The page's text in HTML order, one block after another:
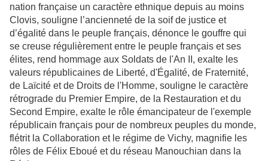
nation française un caractère ethnique depuis au moins
Clovis, souligne l’ancienneté de la soif de justice et
d’égalité dans le peuple français, dénonce le gouffre qui
se creuse régulièrement entre le peuple français et ses
élites, rend hommage aux Soldats de l'An II, exalte les
valeurs républicaines de Liberté, d'Égalité, de Fraternité,
de Laïcité et de Droits de l'Homme, souligne le caractère
rétrograde du Premier Empire, de la Restauration et du
Second Empire, exalte le rôle émancipateur de l'exemple
républicain français pour de nombreux peuples du monde,
flétrit la Collaboration et le régime de Vichy, magnifie les
rôles de Félix Eboué et du réseau Manouchian dans la